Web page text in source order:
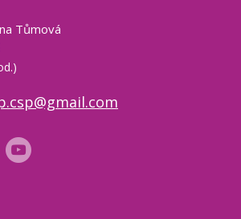
Tůmová